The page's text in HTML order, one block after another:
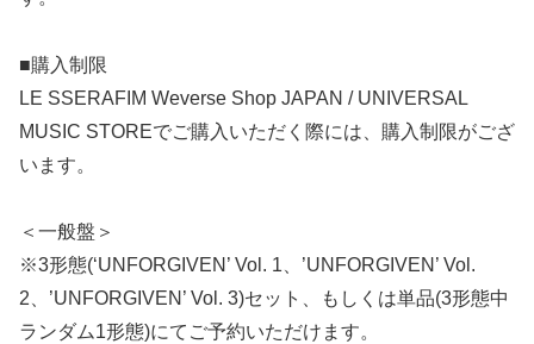
■購入制限
LE SSERAFIM Weverse Shop JAPAN / UNIVERSAL
MUSIC STOREでご購入いただく際には、購入制限がござ
います。
＜一般盤＞
※3形態(‘UNFORGIVEN’ Vol. 1、’UNFORGIVEN’ Vol.
2、’UNFORGIVEN’ Vol. 3)セット、もしくは単品(3形態中
ランダム1形態)にてご予約いただけます。